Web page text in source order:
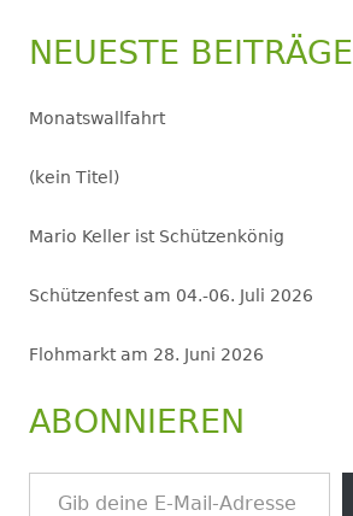
NEUESTE BEITRÄGE
Monatswallfahrt
(kein Titel)
Mario Keller ist Schützenkönig
Schützenfest am 04.-06. Juli 2026
Flohmarkt am 28. Juni 2026
ABONNIEREN
Gib deine E-Mail-Adresse ein ...